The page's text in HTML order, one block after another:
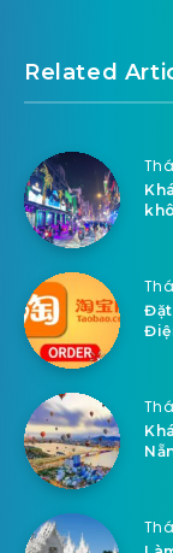
Related
Đặt